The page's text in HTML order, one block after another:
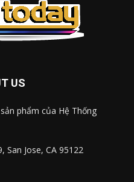
US
phẩm của Hệ Thống
San Jose, CA 95122